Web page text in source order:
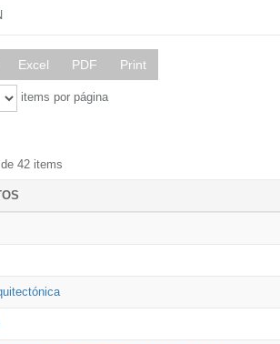
Excel PDF Print
items por página
42 items